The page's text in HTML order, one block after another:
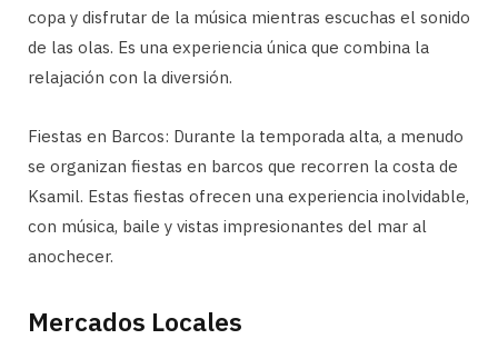
copa y disfrutar de la música mientras escuchas el sonido
de las olas. Es una experiencia única que combina la
relajación con la diversión.
Fiestas en Barcos: Durante la temporada alta, a menudo
se organizan fiestas en barcos que recorren la costa de
Ksamil. Estas fiestas ofrecen una experiencia inolvidable,
con música, baile y vistas impresionantes del mar al
anochecer.
Mercados Locales